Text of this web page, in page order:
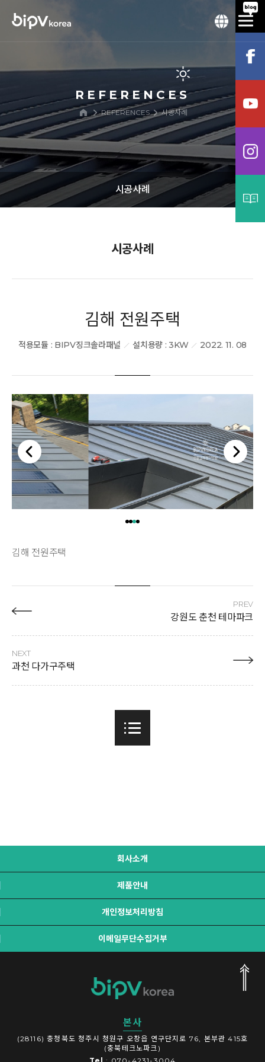
REFERENCES
REFERENCES 시공사례
시공사례
시공사례
김해 전원주택
적용모듈 : BIPV징크솔라패널 설치용량 : 3KW 2022. 11. 08
김해 전원주택
PREV
강원도 춘천 테마파크
NEXT
과천 다가구주택
회사소개
제품안내
개인정보처리방침
이메일무단수집거부
본사
(28116) 충청북도 청주시 청원구 오창읍 연구단지로 76, 본부관 415호
(충북테크노파크)